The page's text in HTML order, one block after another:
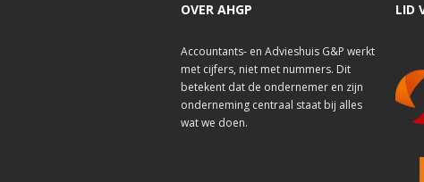
OVER AHGP
Accountants- en Advieshuis G&P werkt
met cijfers, niet met nummers. Dit
betekent dat de ondernemer en zijn
onderneming centraal staat bij alles
wat we doen.
LID